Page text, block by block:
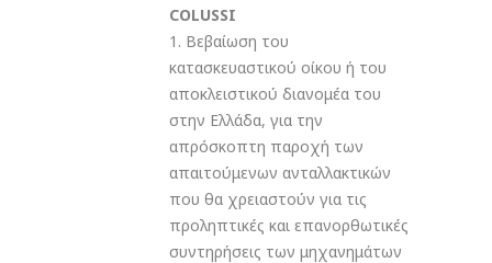
COLUSSI
1. Βεβαίωση του
κατασκευαστικού οίκου ή του
αποκλειστικού διανομέα του
στην Ελλάδα, για την
απρόσκοπτη παροχή των
απαιτούμενων ανταλλακτικών
που θα χρειαστούν για τις
προληπτικές και επανορθωτικές
συντηρήσεις των μηχανημάτων